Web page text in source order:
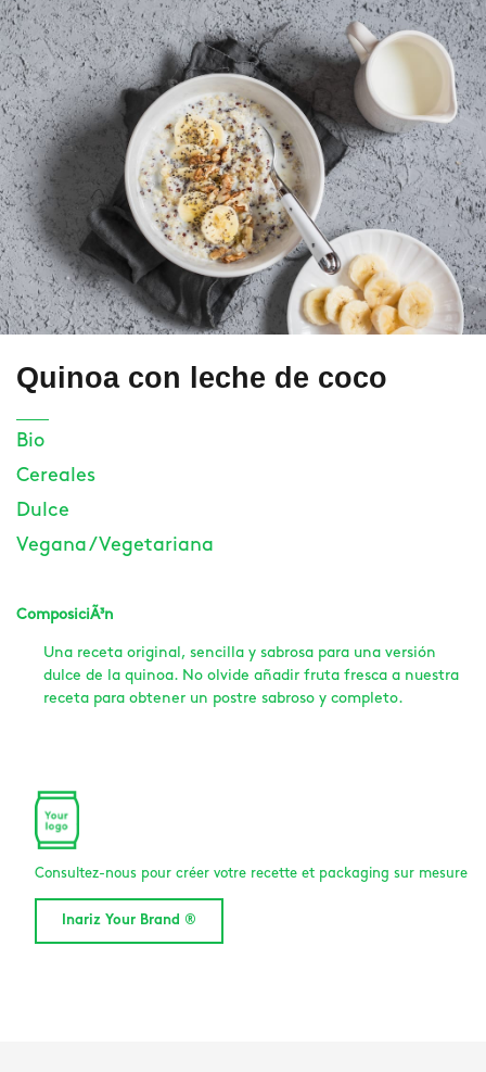
Quinoa con leche de coco
Bio
Cereales
Dulce
Vegana / Vegetariana
ComposiciÃ³n
Una receta original, sencilla y sabrosa para una versión
dulce de la quinoa. No olvide añadir fruta fresca a nuestra
receta para obtener un postre sabroso y completo.
Consultez-nous pour créer votre recette et packaging sur mesure
Inariz Your Brand ®